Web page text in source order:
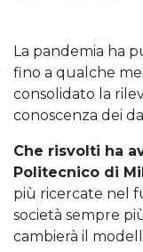
La pandemia ha
fino a qualche
consolidato la
conoscenza dei
Che risvolti ha
Politecnico di
più ricercate nel
società sempre
cambierà il